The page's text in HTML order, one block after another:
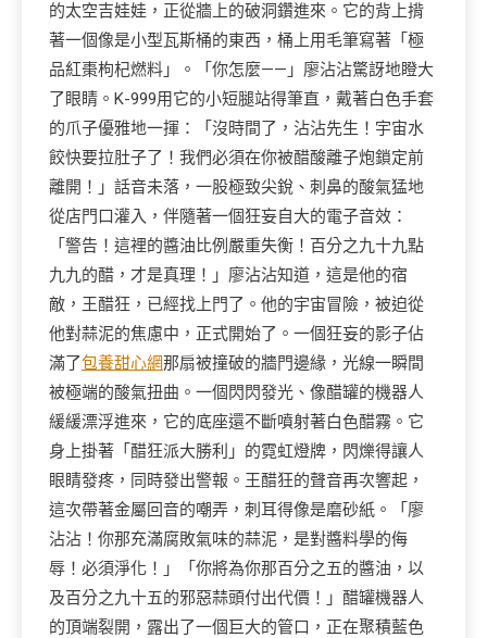
的太空吉娃娃，正從牆上的破洞鑽進來。它的背上揹
著一個像是小型瓦斯桶的東西，桶上用毛筆寫著「極
品紅棗枸杞燃料」。「你怎麼——」廖沾沾驚訝地瞪大
了眼睛。K-999用它的小短腿站得筆直，戴著白色手套
的爪子優雅地一揮：「沒時間了，沾沾先生！宇宙水
餃快要拉肚子了！我們必須在你被醋酸離子炮鎖定前
離開！」話音未落，一股極致尖銳、刺鼻的酸氣猛地
從店門口灌入，伴隨著一個狂妄自大的電子音效：
「警告！這裡的醬油比例嚴重失衡！百分之九十九點
九九的醋，才是真理！」廖沾沾知道，這是他的宿
敵，王醋狂，已經找上門了。他的宇宙冒險，被迫從
他對蒜泥的焦慮中，正式開始了。一個狂妄的影子佔
滿了包養甜心網那扇被撞破的牆門邊緣，光線一瞬間
被極端的酸氣扭曲。一個閃閃發光、像醋罐的機器人
緩緩漂浮進來，它的底座還不斷噴射著白色醋霧。它
身上掛著「醋狂派大勝利」的霓虹燈牌，閃爍得讓人
眼睛發疼，同時發出警報。王醋狂的聲音再次響起，
這次帶著金屬回音的嘲弄，刺耳得像是磨砂紙。「廖
沾沾！你那充滿腐敗氣味的蒜泥，是對醬料學的侮
辱！必須淨化！」「你將為你那百分之五的醬油，以
及百分之九十五的邪惡蒜頭付出代價！」醋罐機器人
的頂端裂開，露出了一個巨大的管口，正在聚積藍色